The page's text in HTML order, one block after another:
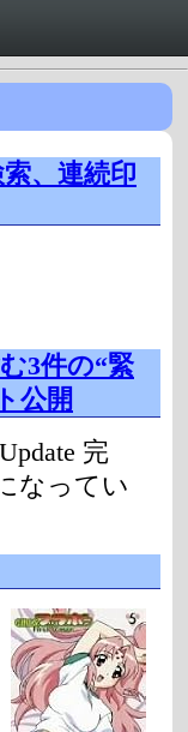
、連続印
3件の“緊
公開
完
なってい